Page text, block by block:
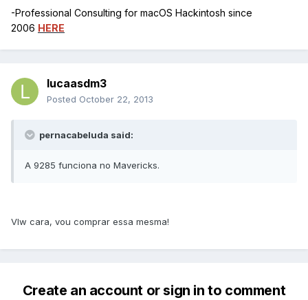
-Professional Consulting for macOS Hackintosh since
2006 HERE
lucaasdm3
Posted October 22, 2013
pernacabeluda said:
A 9285 funciona no Mavericks.
Vlw cara, vou comprar essa mesma!
Create an account or sign in to comment